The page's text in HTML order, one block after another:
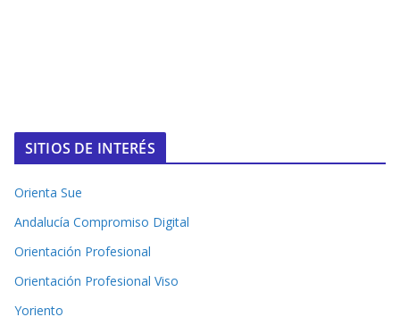
SITIOS DE INTERÉS
Orienta Sue
Andalucía Compromiso Digital
Orientación Profesional
Orientación Profesional Viso
Yoriento